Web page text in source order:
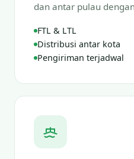
dan antar pulau
FTL & LTL
Distribusi antar kota
Pengiriman terjadwal